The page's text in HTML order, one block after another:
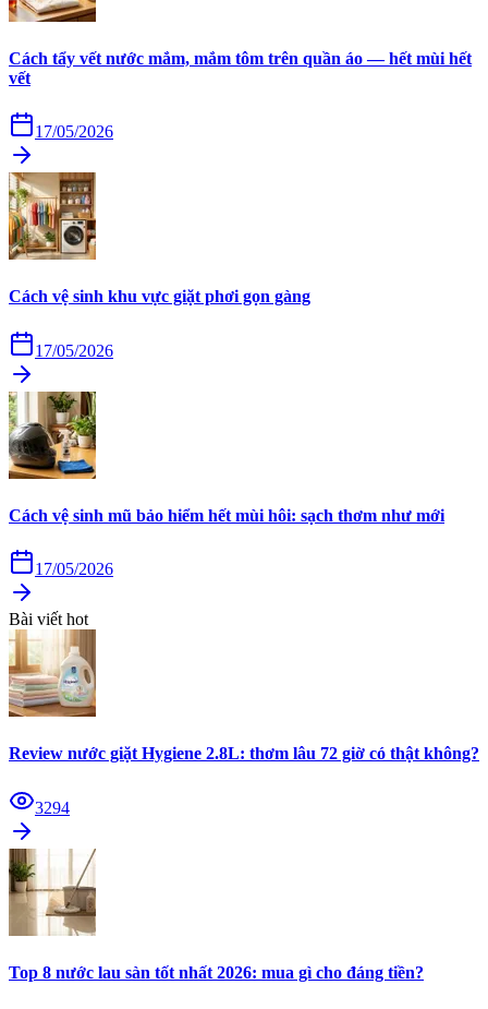
Cách tẩy vết nước mắm, mắm tôm trên quần áo — hết mùi hết
vết
17/05/2026
Cách vệ sinh khu vực giặt phơi gọn gàng
17/05/2026
Cách vệ sinh mũ bảo hiểm hết mùi hôi: sạch thơm như mới
17/05/2026
Bài viết hot
Review nước giặt Hygiene 2.8L: thơm lâu 72 giờ có thật không?
3294
Top 8 nước lau sàn tốt nhất 2026: mua gì cho đáng tiền?